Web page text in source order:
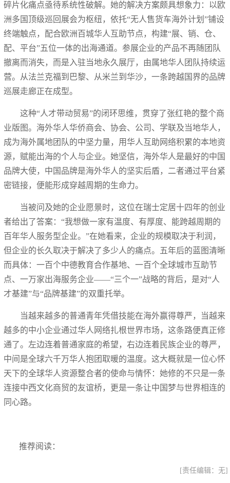
碎片化痛点亟待系统性破解。她的解决方案颇具想象力：以欧
洲多国顶级巡回展会为枢纽，依托“无人售货车海外计划”铺设
终端触点，配合欧洲百城华人互助节点，构建“展、销、仓、
配、平台”五位一体的出海通道。参展企业的产品不再随团队
撤离而消失，而是入驻当地永久展厅，由属地华人团队持续运
营。从法兰克福到巴黎、从米兰到华沙，一条跨越国界的品牌
巡展走廊正在成型。
这种“人才带动贸易”的闭环思维，贯穿了张红艳的整个商
业版图。海外华人华侨商会、协会、公司、学联及当地华人，
成为海外属地团队的中坚力量，用华人互助网络积累的本地资
源，赋能出海的个人与企业。她坚信，海外华人是最好的中国
品牌大使，中国品牌是海外华人的坚实后盾，二者通过平台紧
密链接，便能形成穿越周期的生命力。
当被问及她的企业愿景时，这位在瑞士定居十四年的创业
者给出了答案：“我想做一家有温度、有厚度、能跨越周期的
百年华人服务型企业。”在她看来，企业的规模取决于利润，
但企业的长久取决于解决了多少人的痛点。五年后的蓝图清晰
而具体：一百个中德教育合作基地、一百个全球城市互助节
点、一万家出海服务企业——“三个一”战略的背后，是对“人
才基建”与“品牌基建”的双重托举。
当越来越多的普通青年凭借技能在海外赢得尊严，当越来
越多的中小企业通过华人网络扎根世界市场，这条路便真正修
通了。左边连着普通家庭的希望，右边连着民族企业的尊严，
中间是全球六千万华人抱团取暖的温度。这大概就是一位心怀
天下的全球华人资源整合者的使命与情怀：她修的不只是一条
连接中西文化商贸的友谊桥，更是一条让中国梦与世界相连的
同心路。
推荐阅读：
[责任编辑：无]